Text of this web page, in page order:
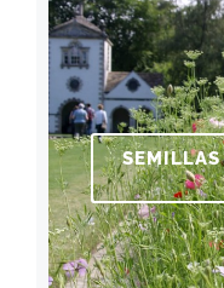
SEMILLAS